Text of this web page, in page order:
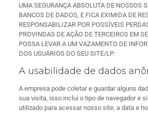
UMA SEGURANÇA ABSOLUTA DE NOSSOS
BANCOS DE DADOS, E FICA EXIMIDA DE
RESPONSABILIZAR POR POSSÍVEIS
PROVINDAS DE AÇÃO DE TERCEIROS EM
POSSA LEVAR A UM VAZAMENTO DE
DOS USUÁRIOS DO SEU SITE/LP.
A usabilidade de dados
A empresa pode coletar e guardar alguns
sua visita, isso inclui o tipo de navegador e
utilizado para acessar nosso site, a data e